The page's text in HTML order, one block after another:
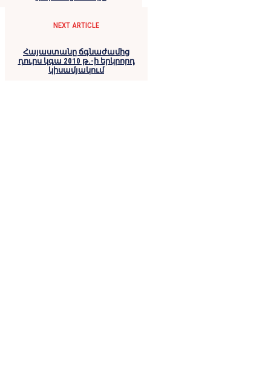
NEXT ARTICLE
Հայաստանը ճգնաժամից
դուրս կգա 2010 թ.-ի երկրորդ
կիսամյակում